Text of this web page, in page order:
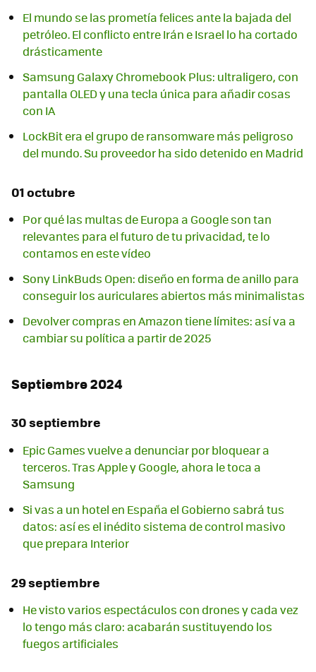
El mundo se las prometía felices ante la bajada del
petróleo. El conflicto entre Irán e Israel lo ha cortado
drásticamente
Samsung Galaxy Chromebook Plus: ultraligero, con
pantalla OLED y una tecla única para añadir cosas
con IA
LockBit era el grupo de ransomware más peligroso
del mundo. Su proveedor ha sido detenido en Madrid
01 octubre
Por qué las multas de Europa a Google son tan
relevantes para el futuro de tu privacidad, te lo
contamos en este vídeo
Sony LinkBuds Open: diseño en forma de anillo para
conseguir los auriculares abiertos más minimalistas
Devolver compras en Amazon tiene límites: así va a
cambiar su política a partir de 2025
Septiembre 2024
30 septiembre
Epic Games vuelve a denunciar por bloquear a
terceros. Tras Apple y Google, ahora le toca a
Samsung
Si vas a un hotel en España el Gobierno sabrá tus
datos: así es el inédito sistema de control masivo
que prepara Interior
29 septiembre
He visto varios espectáculos con drones y cada vez
lo tengo más claro: acabarán sustituyendo los
fuegos artificiales